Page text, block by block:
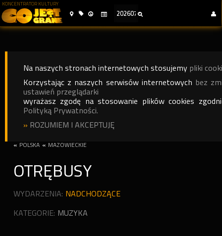
KONCENTRATOR KULTURY
Na naszych stronach internetowych stosujemy pliki
Korzystając z naszych serwisów internetowych bez
ustawień przeglądarki
wyrażasz zgodę na stosowanie plików cookies
Polityką Prywatności.
» ROZUMIEM I AKCEPTUJĘ
« POLSKA « MAZOWIECKIE
OTRĘBUSY
WYDARZENIA: NADCHODZĄCE
KATEGORIE: MUZYKA